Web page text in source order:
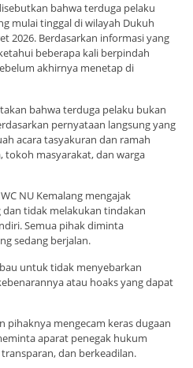
bahwa terduga pelaku
mulai tinggal di wilayah Dukuh
2026. Berdasarkan informasi yang
beberapa kali berpindah
akhirnya menetap di
bahwa terduga pelaku bukan
pernyataan langsung yang
acara tasyakuran dan ramah
tokoh masyarakat, dan warga
NU Kemalang mengajak
tidak melakukan tindakan
Semua pihak diminta
sedang berjalan.
untuk tidak menyebarkan
atau hoaks yang dapat
pihaknya mengecam keras dugaan
aparat penegak hukum
dan berkeadilan.